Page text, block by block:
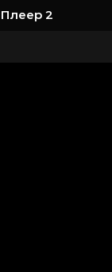
Плеер 2